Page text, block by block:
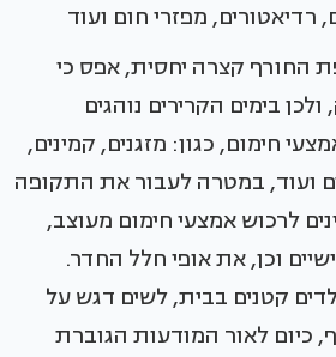
רדיאטורים, מפזרי חום ועוד
החורף קצרה יחסית, אפס כי
בימים הקרירים נוהגים
חימום, כגון: מזגנים, קמינים,
ועוד, במטרה לעבור את התקופה
לרכוש אמצעי חימום מעוצב,
וכן, את אופי חלל החדר.
קטנים בבית, לשים דגש על
כיום לאור המודעות הגוברת